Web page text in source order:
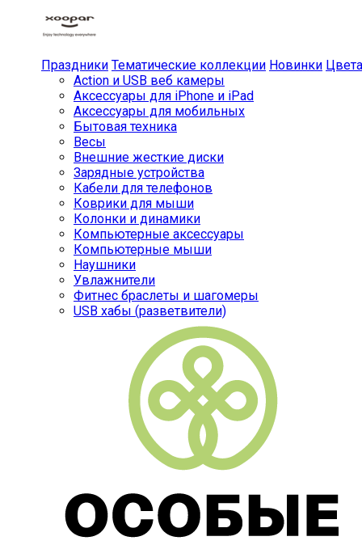
Праздники Тематические коллекции Новинки Цвета
Action и USB веб камеры
Аксессуары для iPhone и iPad
Аксессуары для мобильных
Бытовая техника
Весы
Внешние жесткие диски
Зарядные устройства
Кабели для телефонов
Коврики для мыши
Колонки и динамики
Компьютерные аксессуары
Компьютерные мыши
Наушники
Увлажнители
Фитнес браслеты и шагомеры
USB хабы (разветвители)